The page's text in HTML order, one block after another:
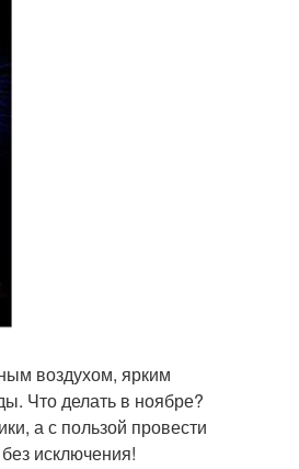
воздухом, ярким
Что делать в ноябре?
а с пользой провести
исключения!